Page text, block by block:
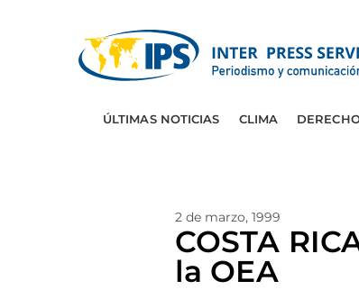
ÚLTIMAS NOTICIAS CLIMA
2 de marzo, 1999
COSTA
la OEA